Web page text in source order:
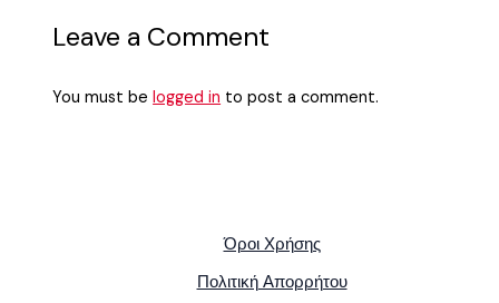
Leave a Comment
You must belogged in to post a comment.
Όροι Χρήσης
Πολιτική Απορρήτου